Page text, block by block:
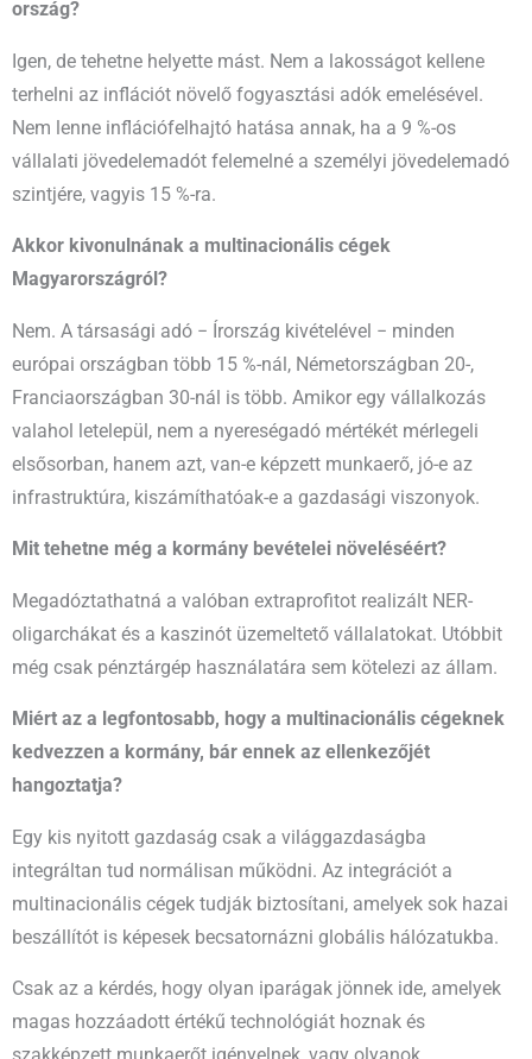
ország?
Igen, de tehetne helyette mást. Nem a lakosságot kellene
terhelni az inflációt növelő fogyasztási adók emelésével.
Nem lenne inflációfelhajtó hatása annak, ha a 9 %-os
vállalati jövedelemadót felemelné a személyi jövedelemadó
szintjére, vagyis 15 %-ra.
Akkor kivonulnának a multinacionális cégek
Magyarországról?
Nem. A társasági adó − Írország kivételével − minden
európai országban több 15 %-nál, Németországban 20-,
Franciaországban 30-nál is több. Amikor egy vállalkozás
valahol letelepül, nem a nyereségadó mértékét mérlegeli
elsősorban, hanem azt, van-e képzett munkaerő, jó-e az
infrastruktúra, kiszámíthatóak-e a gazdasági viszonyok.
Mit tehetne még a kormány bevételei növeléséért?
Megadóztathatná a valóban extraprofitot realizált NER-
oligarchákat és a kaszinót üzemeltető vállalatokat. Utóbbit
még csak pénztárgép használatára sem kötelezi az állam.
Miért az a legfontosabb, hogy a multinacionális cégeknek
kedvezzen a kormány, bár ennek az ellenkezőjét
hangoztatja?
Egy kis nyitott gazdaság csak a világgazdaságba
integráltan tud normálisan működni. Az integrációt a
multinacionális cégek tudják biztosítani, amelyek sok hazai
beszállítót is képesek becsatornázni globális hálózatukba.
Csak az a kérdés, hogy olyan iparágak jönnek ide, amelyek
magas hozzáadott értékű technológiát hoznak és